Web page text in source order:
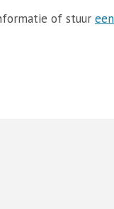
of stuur